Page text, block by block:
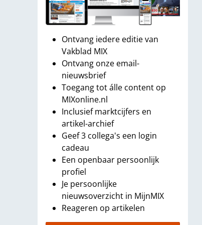
Ontvang iedere editie van
Vakblad MIX
Ontvang onze email-
nieuwsbrief
Toegang tot álle content op
MIXonline.nl
Inclusief marktcijfers en
artikel-archief
Geef 3 collega's een login
cadeau
Een openbaar persoonlijk
profiel
Je persoonlijke
nieuwsoverzicht in MijnMIX
Reageren op artikelen